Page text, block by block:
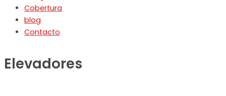
Cobertura
blog
Contacto
Elevadores